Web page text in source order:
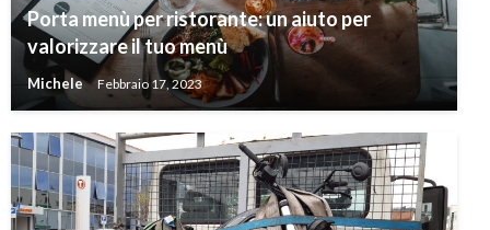
Porta menù per ristorante: un aiuto per
valorizzare il tuo menù
Michele Febbraio 17, 2023